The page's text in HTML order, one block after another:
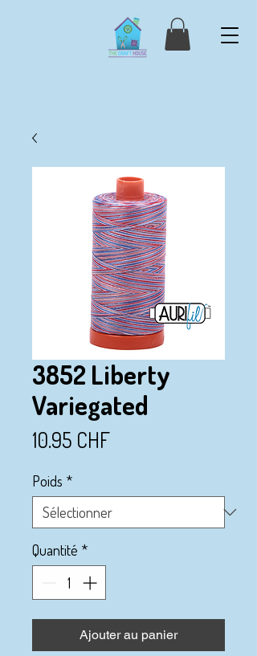
3852 Liberty
Variegated
10.95 CHFPrix
Poids *
Quantité *
Ajouter au panier